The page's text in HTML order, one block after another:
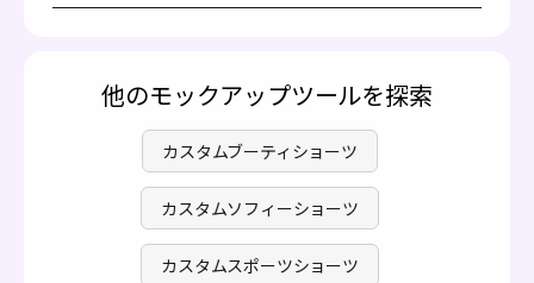
にします。
能をご確認いただけます。
他のモックアップツールを探索
カスタムブーティショーツ
カスタムソフィーショーツ
カスタムスポーツショーツ